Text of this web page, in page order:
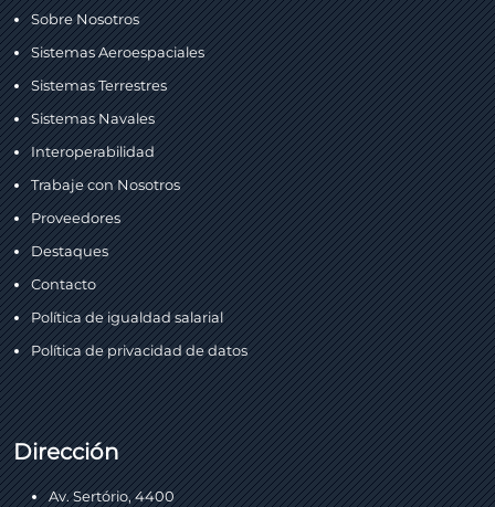
Sobre Nosotros
Sistemas Aeroespaciales
Sistemas Terrestres
Sistemas Navales
Interoperabilidad
Trabaje con Nosotros
Proveedores
Destaques
Contacto
Política de igualdad salarial
Política de privacidad de datos
Dirección
Av. Sertório, 4400